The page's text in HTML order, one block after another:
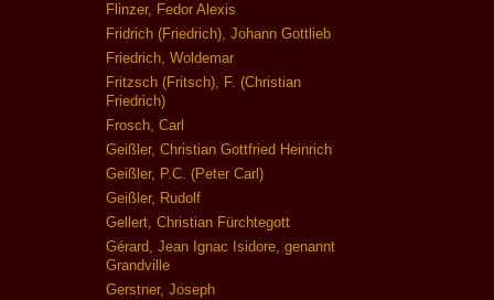
Flinzer, Fedor Alexis
Fridrich (Friedrich), Johann Gottlieb
Friedrich, Woldemar
Fritzsch (Fritsch), F. (Christian
Friedrich)
Frosch, Carl
Geißler, Christian Gottfried Heinrich
Geißler, P.C. (Peter Carl)
Geißler, Rudolf
Gellert, Christian Fürchtegott
Gérard, Jean Ignac Isidore, genannt
Grandville
Gerstner, Joseph